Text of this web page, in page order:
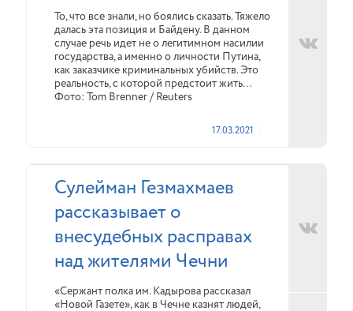
То, что все знали, но боялись сказать. Тяжело
далась эта позиция и Байдену. В данном
случае речь идет не о легитимном насилии
государства, а именно о личности Путина,
как заказчике криминальных убийств. Это
реальность, с которой предстоит жить…
Фото: Tom Brenner / Reuters
17.03.2021
Сулейман Гезмахмаев
рассказывает о
внесудебных расправах
над жителями Чечни
«Сержант полка им. Кадырова рассказал
«Новой Газете», как в Чечне казнят людей,